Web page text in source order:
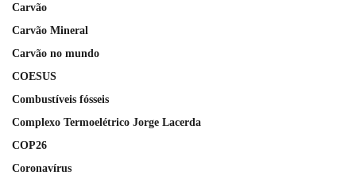
Carvão
Carvão Mineral
Carvão no mundo
COESUS
Combustíveis fósseis
Complexo Termoelétrico Jorge Lacerda
COP26
Coronavírus